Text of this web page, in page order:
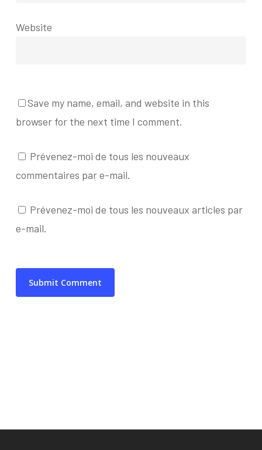
Website
Save my name, email, and website in this
browser for the next time I comment.
Prévenez-moi de tous les nouveaux
commentaires par e-mail.
Prévenez-moi de tous les nouveaux articles par
e-mail.